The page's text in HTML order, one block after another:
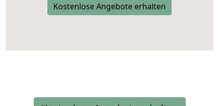
Kostenlose Angebote erhalten